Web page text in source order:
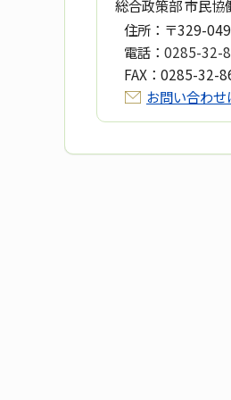
総合政策部 市民協
住所： 〒329-
電話： 0285-32-
FAX： 0285-32-
お問い合わせ